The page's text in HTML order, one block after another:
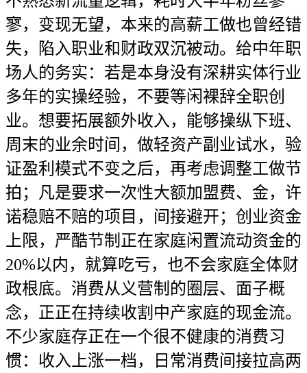
寥，变现无望，本来的高薪工做也曾经错
失，陷入职业和财政双沉被动。给中年职
场人的务实：若是本身没有深耕实体行业
多年的实操经验，不要等闲裸辞全职创
业。想要拓展额外收入，能够操纵下班、
周末的业余时间，做轻资产副业试水，验
证盈利模式不变之后，再考虑调整工做节
拍；凡是要求一次性大额加盟费、金，许
诺稳赔不赔的项目，间接避开；创业资金
上限，严酷节制正在家庭闲置流动资金的
20%以内，就算吃亏，也不会家庭全体财
政根底。消费从义营制的圈层、面子概
念，正正在持续收割中产家庭的现金流。
不少家庭存正在一个很不健康的消费习
惯：收入上涨一档，日常消费间接拉高两